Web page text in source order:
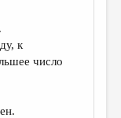
к
число